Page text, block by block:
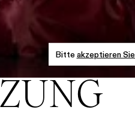
Bitteakzeptieren